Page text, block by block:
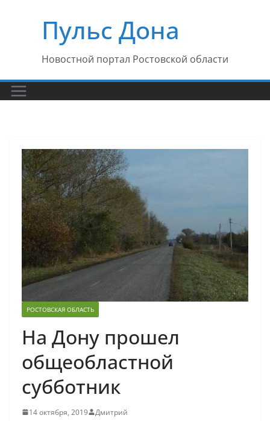
содержимомуПульс Дона
Новостной портал Ростовской области
РОСТОВСКАЯ ОБЛАСТЬ
На Дону прошел
общеобластной
субботник
14 октября, 2019 Дмитрий